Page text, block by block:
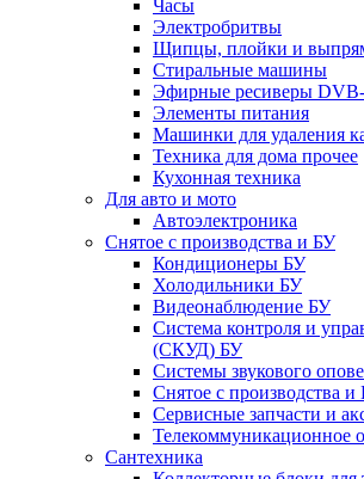
Часы
Электробритвы
Щипцы, плойки и
Стиральные машины
Эфирные ресиверы
Элементы питания
Машинки для удаления
Техника для дома прочее
Кухонная техника
Для авто и мото
Автоэлектроника
Снятое с производства и БУ
Кондиционеры БУ
Холодильники БУ
Видеонаблюдение БУ
Система контроля и
(СКУД) БУ
Системы звукового
Снятое с производства и
Сервисные запчасти и
Телекоммуникационное
Сантехника